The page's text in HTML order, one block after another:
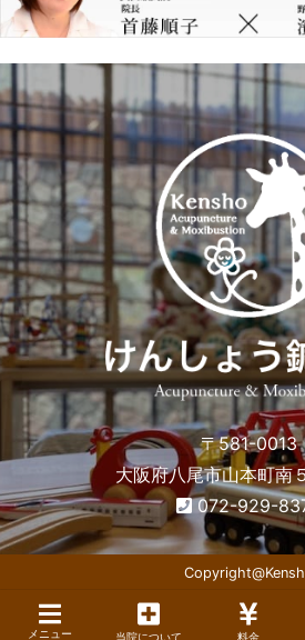
〒581-0013
大阪府八尾市山本町南
072-929-
メニュー 当院について 料金